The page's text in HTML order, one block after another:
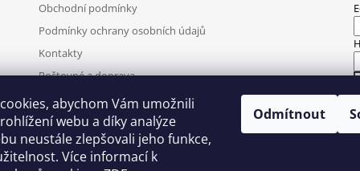
abychom Vám umožnili
webu a díky analýze
neustále zlepšovali jeho funkce,
Více informací k
Odmítnout
Obchodní podmínky
Podmínky ochrany osobních údajů
Kontakty
Poštovné a doprava
Napište nám
Ověření recenzí
Zpětný odběr elektrozařízení, baterií a akumulátorů